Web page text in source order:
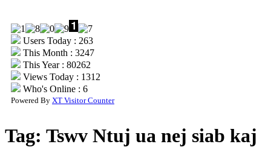
Users Today : 263
This Month : 3247
This Year : 80262
Views Today : 1312
Who's Online : 6
Powered By XT Visitor Counter
Tag: Tswv Ntuj ua nej siab kaj